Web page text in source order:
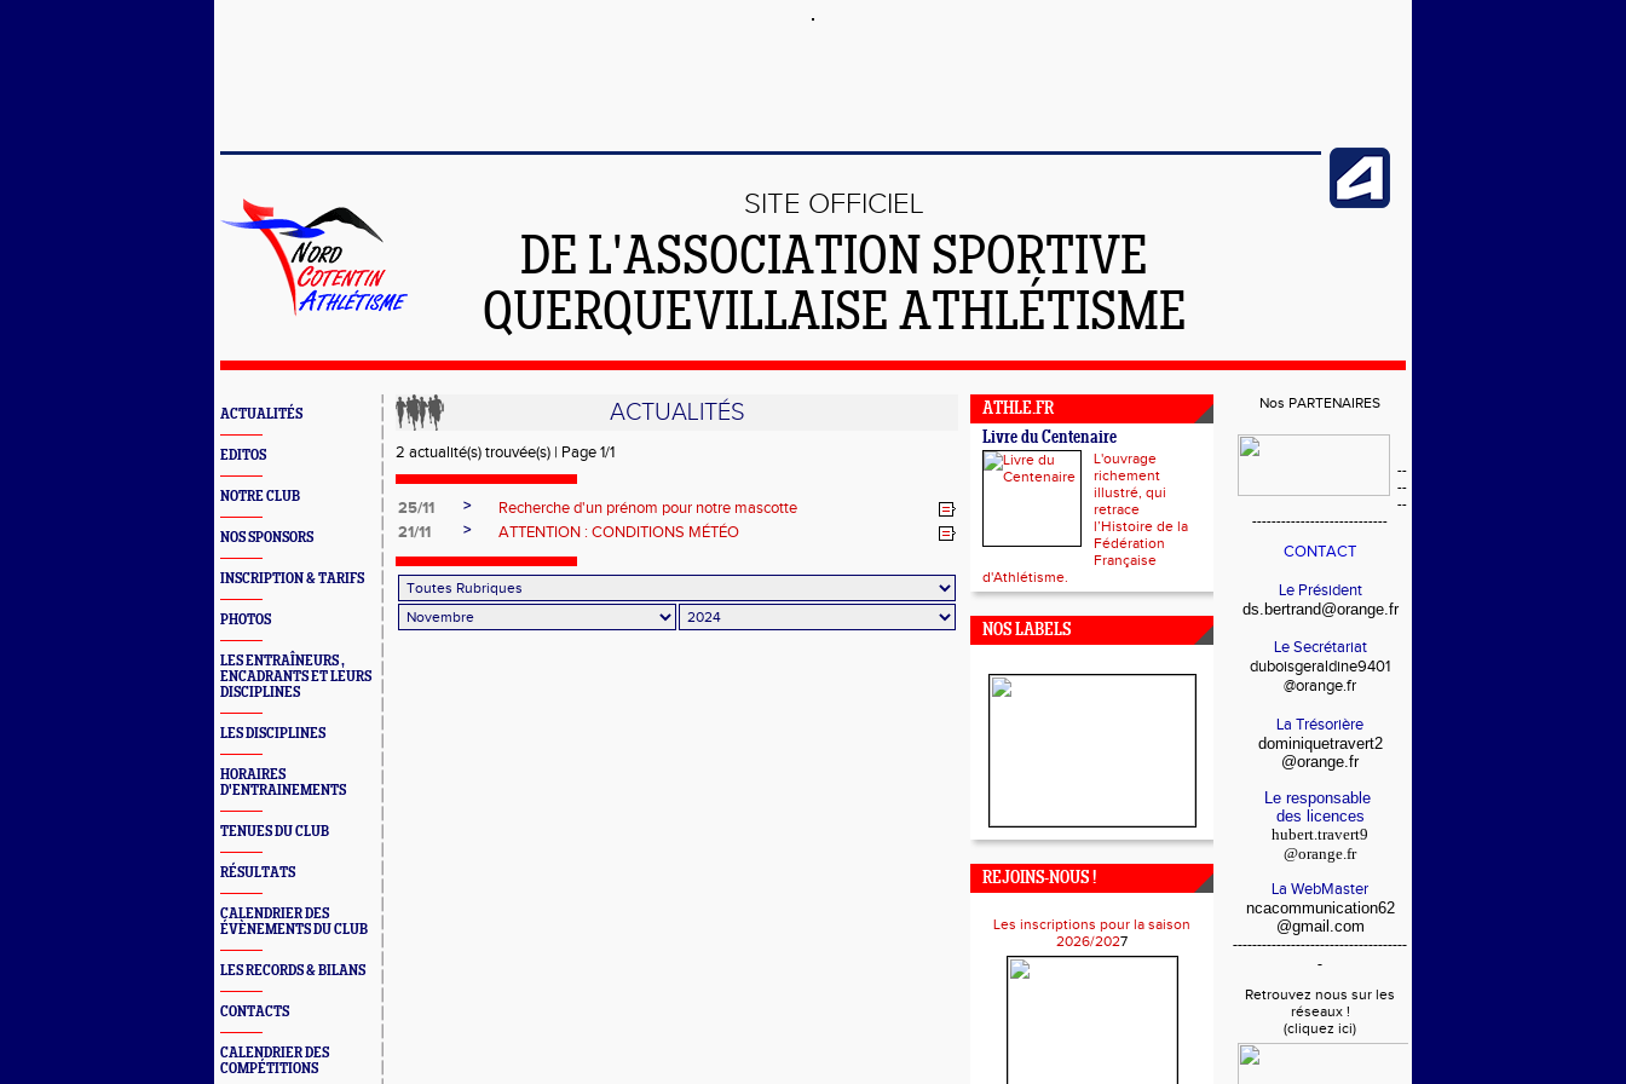
SITE OFFICIEL
DE L'ASSOCIATION SPORTIVE
QUERQUEVILLAISE ATHLÉTISME
ACTUALITÉS
EDITOS
NOTRE CLUB
NOS SPONSORS
INSCRIPTION & TARIFS
PHOTOS
LES ENTRAÎNEURS ,
ENCADRANTS ET LEURS
DISCIPLINES
LES DISCIPLINES
HORAIRES
D'ENTRAINEMENTS
TENUES DU CLUB
RÉSULTATS
CALENDRIER DES
ÉVÈNEMENTS DU CLUB
LES RECORDS & BILANS
CONTACTS
CALENDRIER DES
COMPÉTITIONS
ACTUALITÉS
2 actualité(s) trouvée(s) | Page 1/1
25/11 >
Recherche d'un prénom pour notre mascotte
21/11
> ATTENTION : CONDITIONS MÉTÉO
ATHLE.FR
Livre du Centenaire
L'ouvrage
richement
illustré, qui
retrace
l’Histoire de la
Fédération
Française
d'Athlétisme.
NOS LABELS
REJOINS-NOUS !
Les inscriptions pour la saison
2026/2027
Nos PARTENAIRES
--
--
--
----------------------------
CONTACT
Le Président
ds.bertrand@orange.fr
Le Secrétariat
duboisgeraldine9401
@orange.fr
La Trésorière
dominiquetravert2
@orange.fr
Le responsable
des licences
hubert.travert9
@orange.fr
La WebMaster
ncacommunication62
@gmail.com
------------------------------------
-
Retrouvez nous sur les
réseaux !
(cliquez ici)